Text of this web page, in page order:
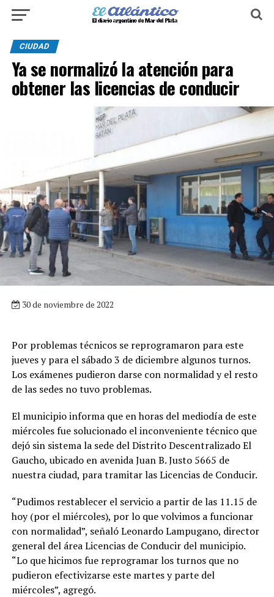
CIUDAD
Ya se normalizó la atención para
obtener las licencias de conducir
30 de noviembre de 2022
Por problemas técnicos se reprogramaron para este
jueves y para el sábado 3 de diciembre algunos turnos.
Los exámenes pudieron darse con normalidad y el resto
de las sedes no tuvo problemas.
El municipio informa que en horas del mediodía de este
miércoles fue solucionado el inconveniente técnico que
dejó sin sistema la sede del Distrito Descentralizado El
Gaucho, ubicado en avenida Juan B. Justo 5665 de
nuestra ciudad, para tramitar las Licencias de Conducir.
“Pudimos restablecer el servicio a partir de las 11.15 de
hoy (por el miércoles), por lo que volvimos a funcionar
con normalidad”, señaló Leonardo Lampugano, director
general del área Licencias de Conducir del municipio.
“Lo que hicimos fue reprogramar los turnos que no
pudieron efectivizarse este martes y parte del
miércoles”, agregó.